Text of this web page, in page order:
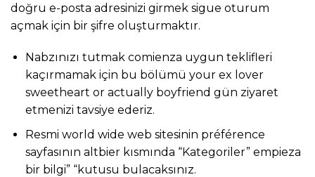
doğru e-posta adresinizi girmek sigue oturum
açmak için bir şifre oluşturmaktır.
Nabzınızı tutmak comienza uygun teklifleri
kaçırmamak için bu bölümü your ex lover
sweetheart or actually boyfriend gün ziyaret
etmenizi tavsiye ederiz.
Resmi world wide web sitesinin préférence
sayfasının altbier kısmında “Kategoriler” empieza
bir bilgi” “kutusu bulacaksınız.